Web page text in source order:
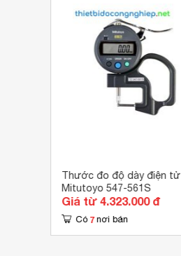
Thước đo độ dày điện tử
Mitutoyo 547-561S
Giá từ 4.323.000 đ
Có 7 nơi bán